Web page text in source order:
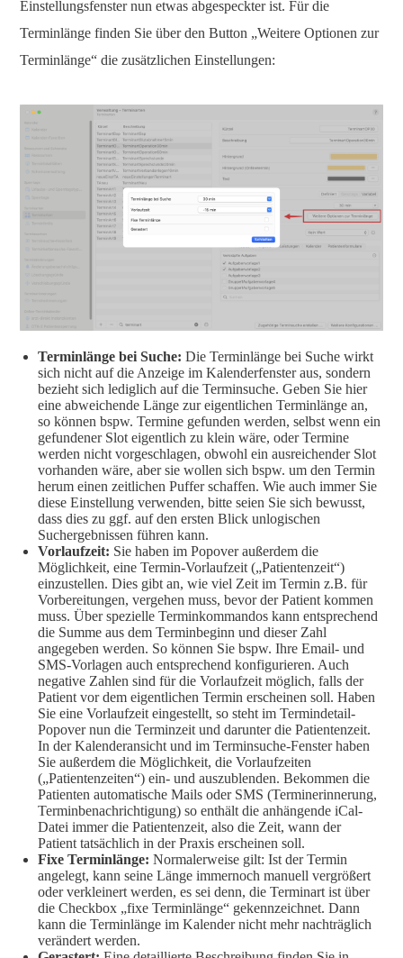
Einstellungsfenster nun etwas abgespeckter ist. Für die
Terminlänge finden Sie über den Button „Weitere Optionen zur
Terminlänge“ die zusätzlichen Einstellungen:
Terminlänge bei Suche: Die Terminlänge bei Suche wirkt
sich nicht auf die Anzeige im Kalenderfenster aus, sondern
bezieht sich lediglich auf die Terminsuche. Geben Sie hier
eine abweichende Länge zur eigentlichen Terminlänge an,
so können bspw. Termine gefunden werden, selbst wenn ein
gefundener Slot eigentlich zu klein wäre, oder Termine
werden nicht vorgeschlagen, obwohl ein ausreichender Slot
vorhanden wäre, aber sie wollen sich bspw. um den Termin
herum einen zeitlichen Puffer schaffen. Wie auch immer Sie
diese Einstellung verwenden, bitte seien Sie sich bewusst,
dass dies zu ggf. auf den ersten Blick unlogischen
Suchergebnissen führen kann.
Vorlaufzeit: Sie haben im Popover außerdem die
Möglichkeit, eine Termin-Vorlaufzeit („Patientenzeit“)
einzustellen. Dies gibt an, wie viel Zeit im Termin z.B. für
Vorbereitungen, vergehen muss, bevor der Patient kommen
muss. Über spezielle Terminkommandos kann entsprechend
die Summe aus dem Terminbeginn und dieser Zahl
angegeben werden. So können Sie bspw. Ihre Email- und
SMS-Vorlagen auch entsprechend konfigurieren. Auch
negative Zahlen sind für die Vorlaufzeit möglich, falls der
Patient vor dem eigentlichen Termin erscheinen soll. Haben
Sie eine Vorlaufzeit eingestellt, so steht im Termindetail-
Popover nun die Terminzeit und darunter die Patientenzeit.
In der Kalenderansicht und im Terminsuche-Fenster haben
Sie außerdem die Möglichkeit, die Vorlaufzeiten
(„Patientenzeiten“) ein- und auszublenden. Bekommen die
Patienten automatische Mails oder SMS (Terminerinnerung,
Terminbenachrichtigung) so enthält die anhängende iCal-
Datei immer die Patientenzeit, also die Zeit, wann der
Patient tatsächlich in der Praxis erscheinen soll.
Fixe Terminlänge: Normalerweise gilt: Ist der Termin
angelegt, kann seine Länge immernoch manuell vergrößert
oder verkleinert werden, es sei denn, die Terminart ist über
die Checkbox „fixe Terminlänge“ gekennzeichnet. Dann
kann die Terminlänge im Kalender nicht mehr nachträglich
verändert werden.